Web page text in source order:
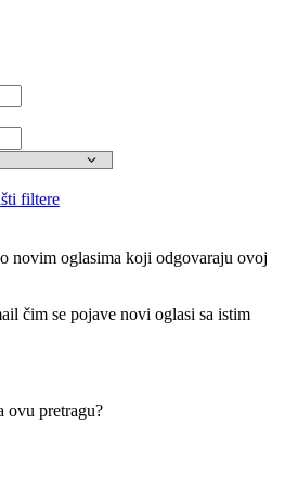
filtere
novim oglasima koji odgovaraju ovoj
čim se pojave novi oglasi sa istim
ovu pretragu?